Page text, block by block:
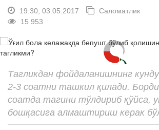
Премьера
Клип
Кино
ИНТЕРВЬЮ
19:30, 03.05.2017
Саломатлик
15 953
Тагликдан фойдаланишнинг
2-3 соатни ташкил қилади.
соатда тагини тўлдириб қўйса,
бошқасига алмаштириш керак